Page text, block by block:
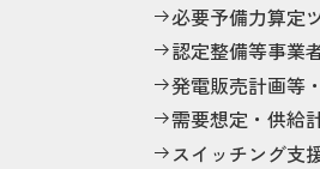
必要予備力算定
認定整備等事業
発電販売計画等
需要想定・供給
スイッチング支